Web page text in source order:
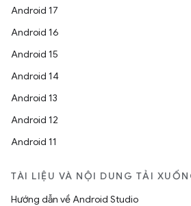
Android 17
Android 16
Android 15
Android 14
Android 13
Android 12
Android 11
TÀI LIỆU VÀ NỘI DUNG TẢI
Hướng dẫn về Android Studio